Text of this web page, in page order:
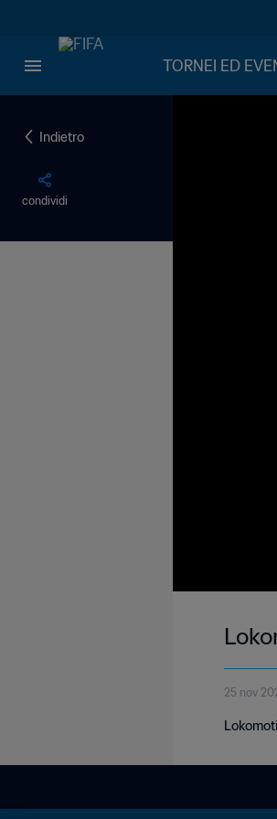
TORNEI ED
Indietro
condividi
25 nov